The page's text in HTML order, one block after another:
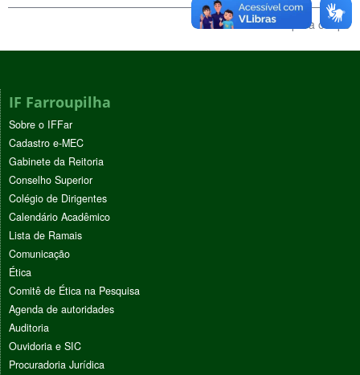
Voltar para o topo
IF Farroupilha
Sobre o IFFar
Cadastro e-MEC
Gabinete da Reitoria
Conselho Superior
Colégio de Dirigentes
Calendário Acadêmico
Lista de Ramais
Comunicação
Ética
Comitê de Ética na Pesquisa
Agenda de autoridades
Auditoria
Ouvidoria e SIC
Procuradoria Jurídica